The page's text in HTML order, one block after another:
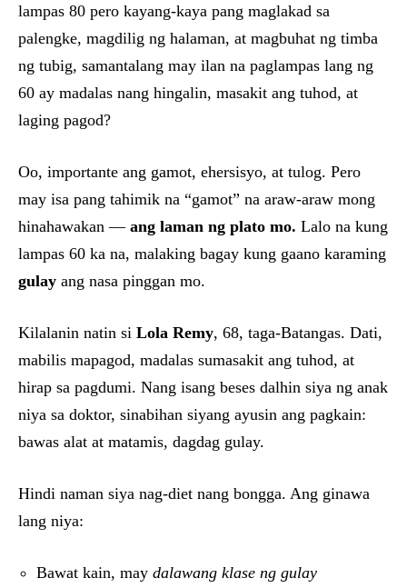
lampas 80 pero kayang-kaya pang maglakad sa
palengke, magdilig ng halaman, at magbuhat ng timba
ng tubig, samantalang may ilan na paglampas lang ng
60 ay madalas nang hingalin, masakit ang tuhod, at
laging pagod?
Oo, importante ang gamot, ehersisyo, at tulog. Pero
may isa pang tahimik na “gamot” na araw-araw mong
hinahawakan — ang laman ng plato mo. Lalo na kung
lampas 60 ka na, malaking bagay kung gaano karaming
gulay ang nasa pinggan mo.
Kilalanin natin si Lola Remy, 68, taga-Batangas. Dati,
mabilis mapagod, madalas sumasakit ang tuhod, at
hirap sa pagdumi. Nang isang beses dalhin siya ng anak
niya sa doktor, sinabihan siyang ayusin ang pagkain:
bawas alat at matamis, dagdag gulay.
Hindi naman siya nag-diet nang bongga. Ang ginawa
lang niya:
Bawat kain, may dalawang klase ng gulay